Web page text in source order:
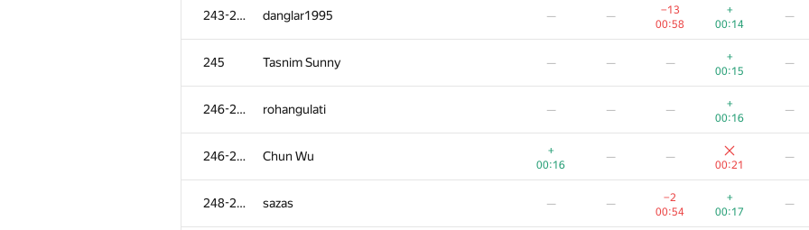
243-244 danglar1995 — —
−13
00:58
+
00:14
—
245 Tasnim Sunny — — —
+
00:15
—
246-247 rohangulati — — —
+
00:16
—
246-247 Chun Wu
+
00:16
— —
00:21
—
248-249 sazas — —
−2
00:54
+
00:17
—
nam —
00:16
Рамис Ямилов
01:10
00:16
211 poldnev
00:18
212 kyuridenamida
01:06
00:19
213
00:53 00:20